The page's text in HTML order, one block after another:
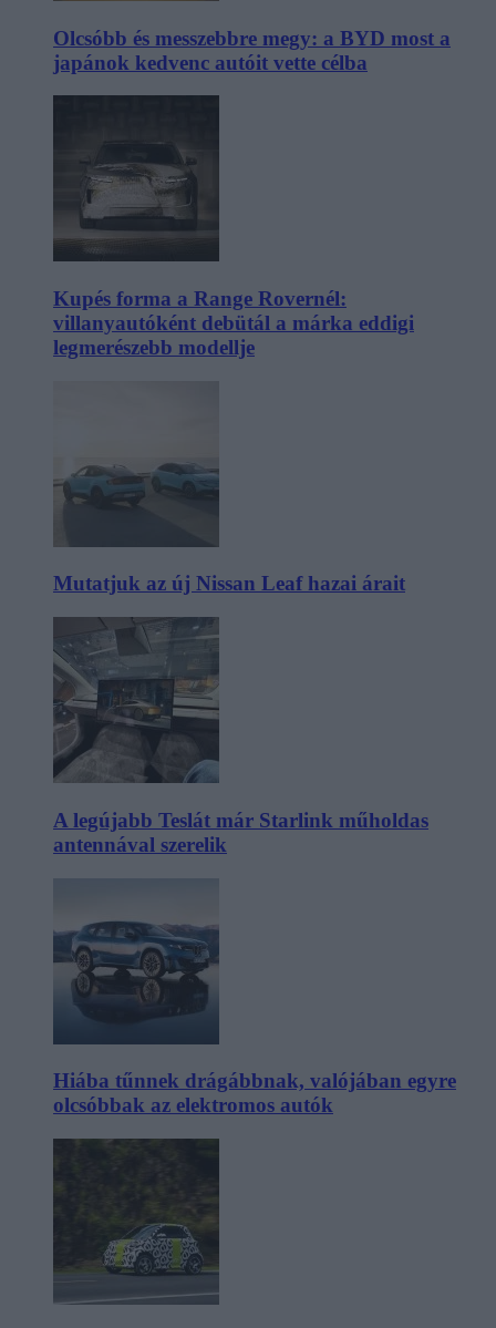
Olcsóbb és messzebbre megy: a BYD most a
japánok kedvenc autóit vette célba
Kupés forma a Range Rovernél:
villanyautóként debütál a márka eddigi
legmerészebb modellje
Mutatjuk az új Nissan Leaf hazai árait
A legújabb Teslát már Starlink műholdas
antennával szerelik
Hiába tűnnek drágábbnak, valójában egyre
olcsóbbak az elektromos autók